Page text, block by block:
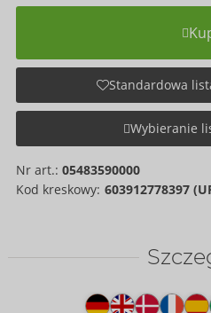
Standardowa
Wybieranie
Nr art.: 05483590000
Kod kreskowy: 603912778397